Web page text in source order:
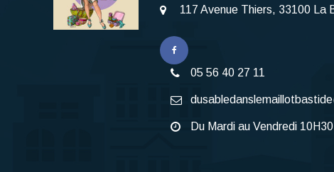
117 Avenue Thiers, 33100 La
05 56 40 27 11
Du Mardi au Vendredi